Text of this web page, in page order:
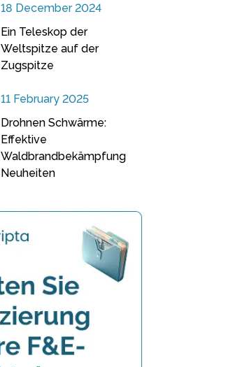
18 December 2024
Ein Teleskop der
Weltspitze auf der
Zugspitze
11 February 2025
Drohnen Schwärme:
Effektive
Waldbrandbekämpfung
Neuheiten